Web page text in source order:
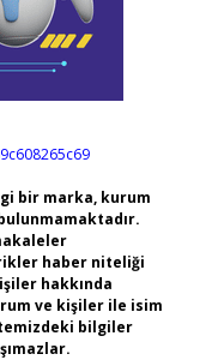
bir marka, kurum
haber niteliği
hakkında
ve kişiler ile isim
bilgiler